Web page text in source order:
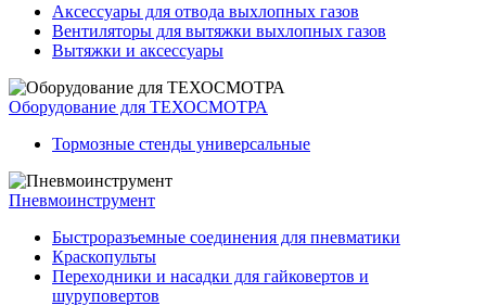
Аксессуары для отвода выхлопных газов
Вентиляторы для вытяжки выхлопных газов
Вытяжки и аксессуары
Оборудование для ТЕХОСМОТРА
Тормозные стенды универсальные
Пневмоинструмент
Быстроразъемные соединения для пневматики
Краскопульты
Переходники и насадки для гайковертов и
шуруповертов